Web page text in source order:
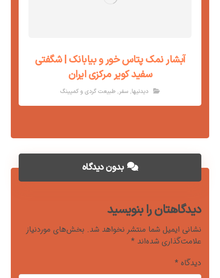
آبشار نمک پتاس خور و بیابانک | شگفتی
سفید کویر مرکزی ایران
دیدنیها, سفر, طبیعت گردی و کمپینگ
بدون دیدگاه
دیدگاهتان را بنویسید
نشانی ایمیل شما منتشر نخواهد شد. بخش‌های موردنیاز
علامت‌گذاری شده‌اند*
دیدگاه*